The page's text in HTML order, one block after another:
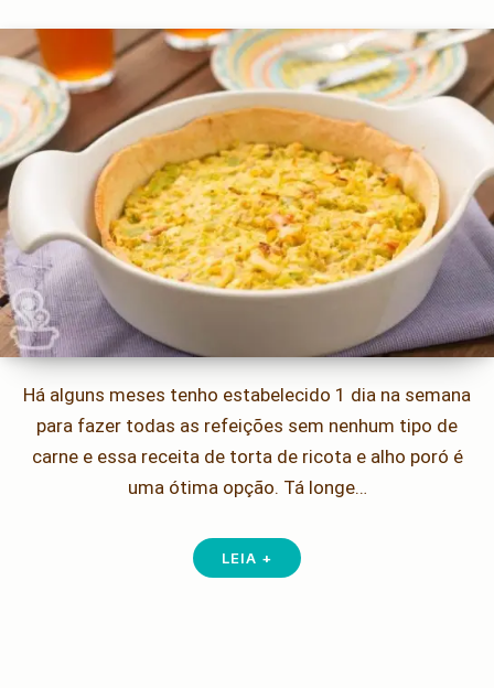
Há alguns meses tenho estabelecido 1 dia na semana
para fazer todas as refeições sem nenhum tipo de
carne e essa receita de torta de ricota e alho poró é
uma ótima opção. Tá longe…
LEIA +